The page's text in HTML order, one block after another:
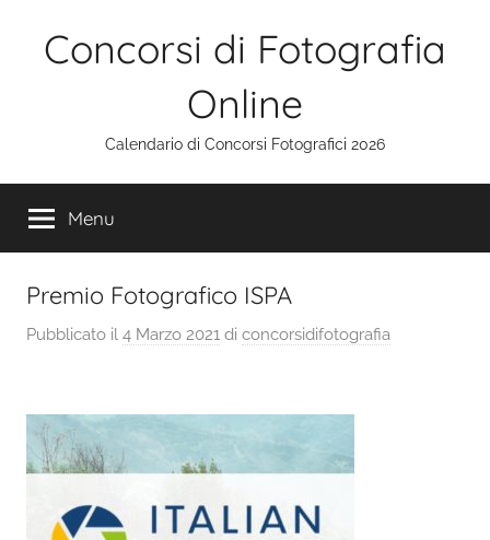
Concorsi di Fotografia
Online
Calendario di Concorsi Fotografici 2026
Menu
Premio Fotografico ISPA
Pubblicato il 4 Marzo 2021 di concorsidifotografia